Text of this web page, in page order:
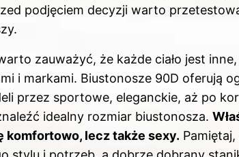
podjęciem decyzji warto
zauważyć, że każde ciało jest
i markami. Biustonosze 90D oferują
przez sportowe, eleganckie, aż po
idealny rozmiar biustonosza.
komfortowo, lecz także sexy.